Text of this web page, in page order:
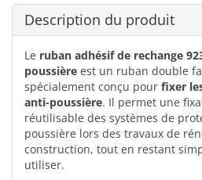
Description du produit
Le ruban adhésif de rechange
poussière est un ruban double
spécialement conçu pour fixer
anti-poussière. Il permet une
réutilisable des systèmes de
poussière lors des travaux de
construction, tout en restant
utiliser.